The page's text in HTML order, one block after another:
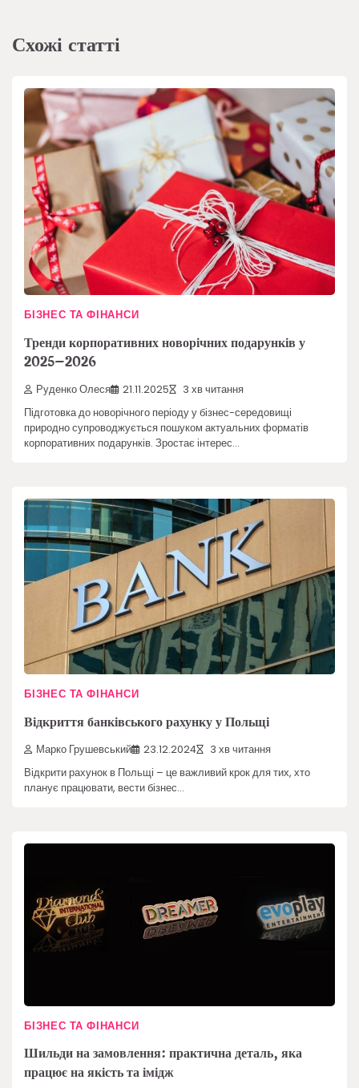
Схожі статті
БІЗНЕС ТА ФІНАНСИ
Тренди корпоративних новорічних подарунків у
2025–2026
Руденко Олеся 21.11.2025 3 хв читання
Підготовка до новорічного періоду у бізнес-середовищі
природно супроводжується пошуком актуальних форматів
корпоративних подарунків. Зростає інтерес…
БІЗНЕС ТА ФІНАНСИ
Відкриття банківського рахунку у Польщі
Марко Грушевський 23.12.2024 3 хв читання
Відкрити рахунок в Польщі – це важливий крок для тих, хто
планує працювати, вести бізнес…
БІЗНЕС ТА ФІНАНСИ
Шильди на замовлення: практична деталь, яка
працює на якість та імідж